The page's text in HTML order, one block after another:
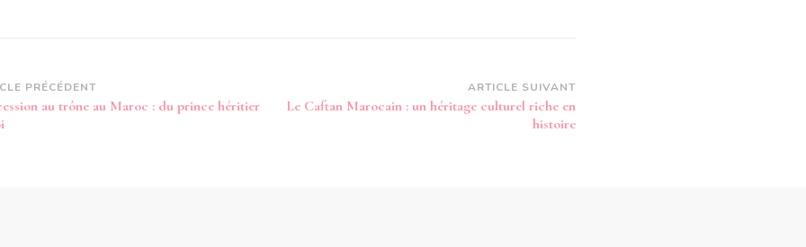
PRÉCÉDENT
au trône au Maroc : du prince héritier
ARTICLE SUIVANT
Le Caftan Marocain : un héritage culturel riche en
histoire